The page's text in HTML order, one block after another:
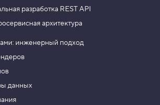
разработка REST API
архитектура
инженерный подход
данных